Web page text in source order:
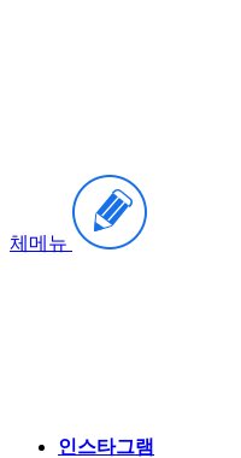
체메뉴
인스타그램